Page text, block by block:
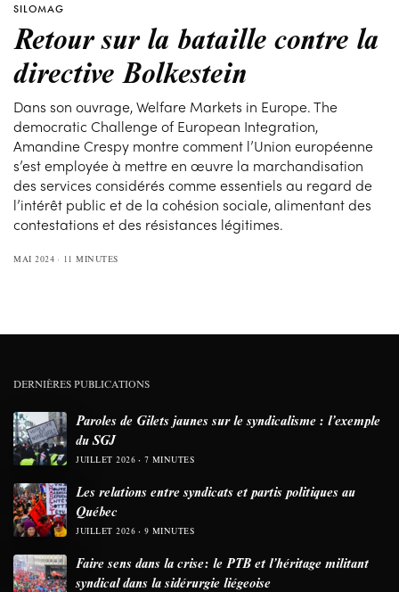
SILOMAG
Retour sur la bataille contre la
directive Bolkestein
Dans son ouvrage, Welfare Markets in Europe. The
democratic Challenge of European Integration,
Amandine Crespy montre comment l’Union européenne
s’est employée à mettre en œuvre la marchandisation
des services considérés comme essentiels au regard de
l’intérêt public et de la cohésion sociale, alimentant des
contestations et des résistances légitimes.
MAI 2024 11 MINUTES
DERNIÈRES PUBLICATIONS
Paroles de Gilets jaunes sur le syndicalisme : l’exemple
du SGJ
JUILLET 2026 7 MINUTES
Les relations entre syndicats et partis politiques au
Québec
JUILLET 2026 9 MINUTES
Faire sens dans la crise: le PTB et l’héritage militant
syndical dans la sidérurgie liégeoise